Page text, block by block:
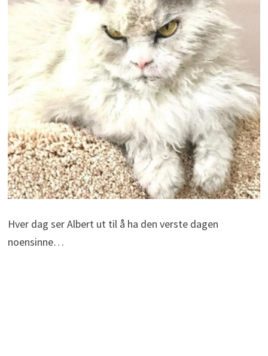
Hver dag ser Albert ut til å ha den verste dagen
noensinne…